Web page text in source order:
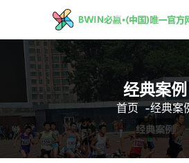
经典案例
首页 -经典案